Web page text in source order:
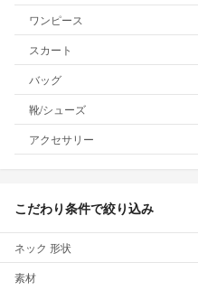
ワンピース
スカート
バッグ
靴/シューズ
アクセサリー
こだわり条件で絞り込み
ネック 形状
素材